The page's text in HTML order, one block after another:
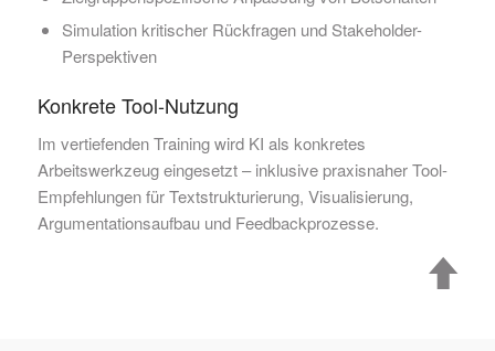
Simulation kritischer Rückfragen und Stakeholder-
Perspektiven
Konkrete Tool-Nutzung
Im vertiefenden Training wird KI als konkretes
Arbeitswerkzeug eingesetzt – inklusive praxisnaher Tool-
Empfehlungen für Textstrukturierung, Visualisierung,
Argumentationsaufbau und Feedbackprozesse.